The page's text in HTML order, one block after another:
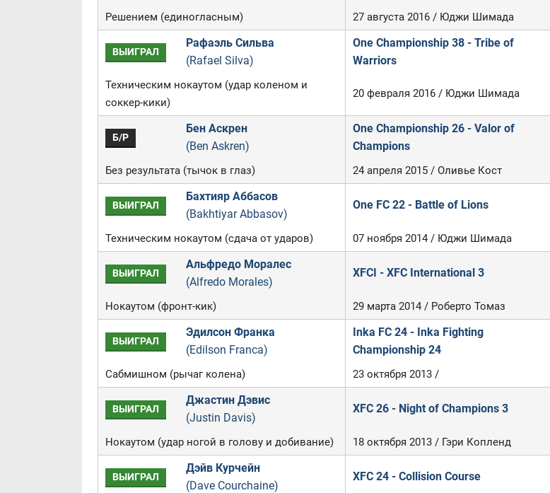
Решением (единогласным) 27 августа 2016 / Юджи Шимада
ВЫИГРАЛ
Рафаэль Сильва
(Rafael Silva)
One Championship 38 - Tribe of
Warriors
Техническим нокаутом (удар коленом и
соккер-кики)
20 февраля 2016 / Юджи Шимада
Б/Р
Бен Аскрен
(Ben Askren)
One Championship 26 - Valor of
Champions
Без результата (тычок в глаз) 24 апреля 2015 / Оливье Кост
ВЫИГРАЛ
Бахтияр Аббасов
(Bakhtiyar Abbasov)
One FC 22 - Battle of Lions
Техническим нокаутом (сдача от ударов) 07 ноября 2014 / Юджи Шимада
ВЫИГРАЛ
Альфредо Моралес
(Alfredo Morales)
XFCI - XFC International 3
Нокаутом (фронт-кик) 29 марта 2014 / Роберто Томаз
ВЫИГРАЛ
Эдилсон Франка
(Edilson Franca)
Inka FC 24 - Inka Fighting
Championship 24
Сабмишном (рычаг колена) 23 октября 2013 /
ВЫИГРАЛ
Джастин Дэвис
(Justin Davis)
XFC 26 - Night of Champions 3
Нокаутом (удар ногой в голову и добивание) 18 октября 2013 / Гэри Копленд
ВЫИГРАЛ
Дэйв Курчейн
(Dave Courchaine)
XFC 24 - Collision Course